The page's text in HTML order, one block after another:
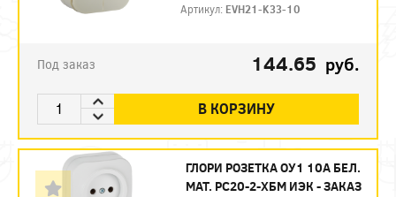
Артикул: EVH21-K33-10
Под заказ 144.65 руб.
В КОРЗИНУ
ГЛОРИ РОЗЕТКА ОУ1 10А БЕЛ.
МАТ. РС20-2-ХБМ ИЭК - ЗАКАЗ